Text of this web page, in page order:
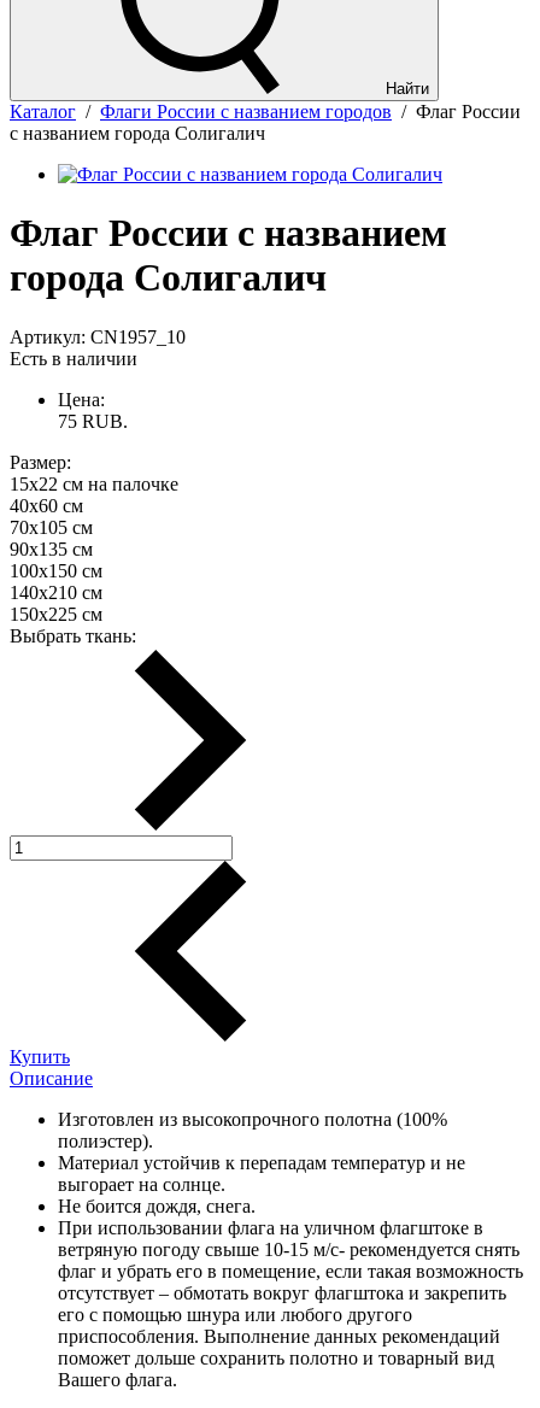
Найти
Каталог / Флаги России с названием городов / Флаг России
с названием города Солигалич
Флаг России с названием
города Солигалич
Артикул: CN1957_10
Есть в наличии
Цена:
75 RUB.
Размер:
15х22 см на палочке
40х60 см
70х105 см
90х135 см
100х150 см
140х210 см
150х225 см
Выбрать ткань:
Купить
Описание
Изготовлен из высокопрочного полотна (100%
полиэстер).
Материал устойчив к перепадам температур и не
выгорает на солнце.
Не боится дождя, снега.
При использовании флага на уличном флагштоке в
ветряную погоду свыше 10-15 м/с- рекомендуется снять
флаг и убрать его в помещение, если такая возможность
отсутствует – обмотать вокруг флагштока и закрепить
его с помощью шнура или любого другого
приспособления. Выполнение данных рекомендаций
поможет дольше сохранить полотно и товарный вид
Вашего флага.